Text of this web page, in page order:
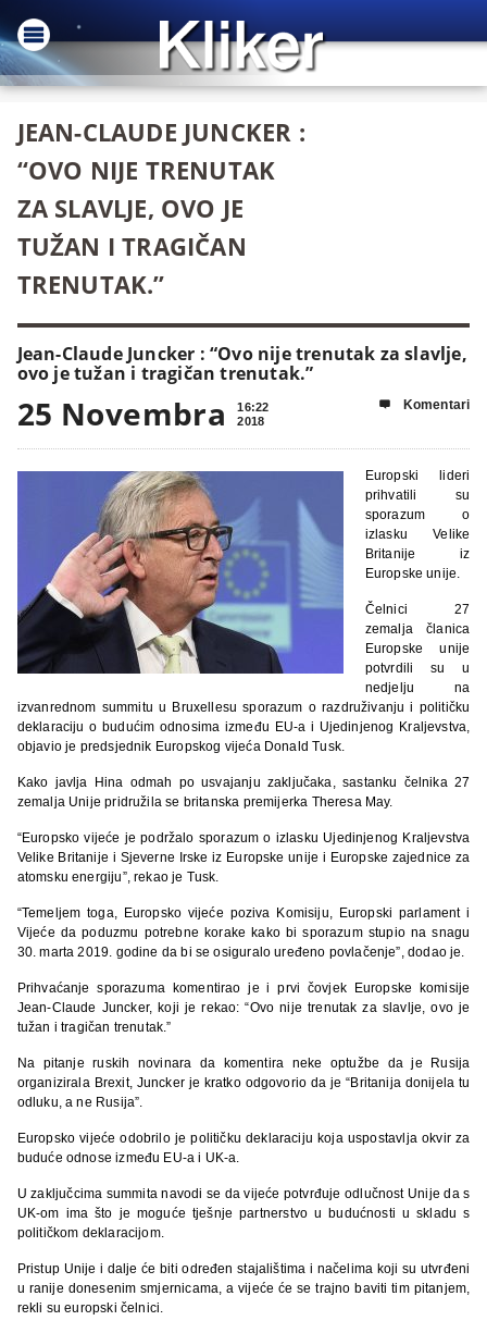
JEAN-CLAUDE JUNCKER :
“OVO NIJE TRENUTAK
ZA SLAVLJE, OVO JE
TUŽAN I TRAGIČAN
TRENUTAK.”
Jean-Claude Juncker : “Ovo nije trenutak za slavlje,
ovo je tužan i tragičan trenutak.”
25 Novembra
16:22
2018
 Komentari
Europski lideri
prihvatili su
sporazum o
izlasku Velike
Britanije iz
Europske unije.
Čelnici 27
zemalja članica
Europske unije
potvrdili su u
nedjelju na
izvanrednom summitu u Bruxellesu sporazum o razdruživanju i političku
deklaraciju o budućim odnosima između EU-a i Ujedinjenog Kraljevstva,
objavio je predsjednik Europskog vijeća Donald Tusk.
Kako javlja Hina odmah po usvajanju zaključaka, sastanku čelnika 27
zemalja Unije pridružila se britanska premijerka Theresa May.
“Europsko vijeće je podržalo sporazum o izlasku Ujedinjenog Kraljevstva
Velike Britanije i Sjeverne Irske iz Europske unije i Europske zajednice za
atomsku energiju”, rekao je Tusk.
“Temeljem toga, Europsko vijeće poziva Komisiju, Europski parlament i
Vijeće da poduzmu potrebne korake kako bi sporazum stupio na snagu
30. marta 2019. godine da bi se osiguralo uređeno povlačenje”, dodao je.
Prihvaćanje sporazuma komentirao je i prvi čovjek Europske komisije
Jean-Claude Juncker, koji je rekao: “Ovo nije trenutak za slavlje, ovo je
tužan i tragičan trenutak.”
Na pitanje ruskih novinara da komentira neke optužbe da je Rusija
organizirala Brexit, Juncker je kratko odgovorio da je “Britanija donijela tu
odluku, a ne Rusija”.
Europsko vijeće odobrilo je političku deklaraciju koja uspostavlja okvir za
buduće odnose između EU-a i UK-a.
U zaključcima summita navodi se da vijeće potvrđuje odlučnost Unije da s
UK-om ima što je moguće tješnje partnerstvo u budućnosti u skladu s
političkom deklaracijom.
Pristup Unije i dalje će biti određen stajalištima i načelima koji su utvrđeni
u ranije donesenim smjernicama, a vijeće će se trajno bavititim pitanjem,
rekli su europski čelnici.